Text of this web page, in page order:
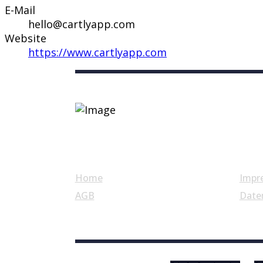
E-Mail
hello@cartlyapp.com
Website
https://www.cartlyapp.com
Home
AGB